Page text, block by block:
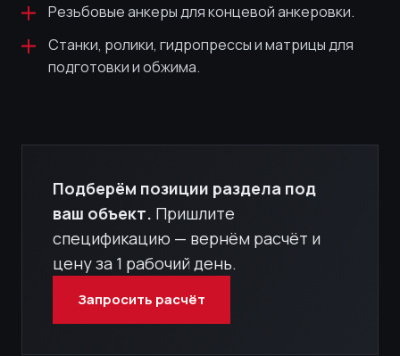
Резьбовые анкеры для концевой анкеровки.
Станки, ролики, гидропрессы и матрицы для
подготовки и обжима.
Подберём позиции раздела под
ваш объект. Пришлите
спецификацию — вернём расчёт и
цену за 1 рабочий день.
Запросить расчёт